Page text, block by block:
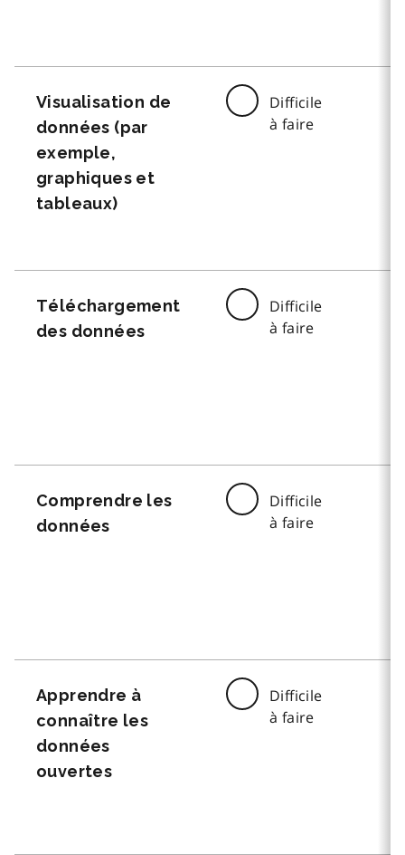
Visualisation de
données (par
exemple,
graphiques et
tableaux)
Difficile
à faire
Téléchargement
des données
Difficile
à faire
Comprendre les
données
Difficile
à faire
Apprendre à
connaître les
données
ouvertes
Difficile
à faire